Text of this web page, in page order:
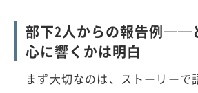
部下2人からの報告例──
心に響くかは明白
まず大切なのは、ストーリーで